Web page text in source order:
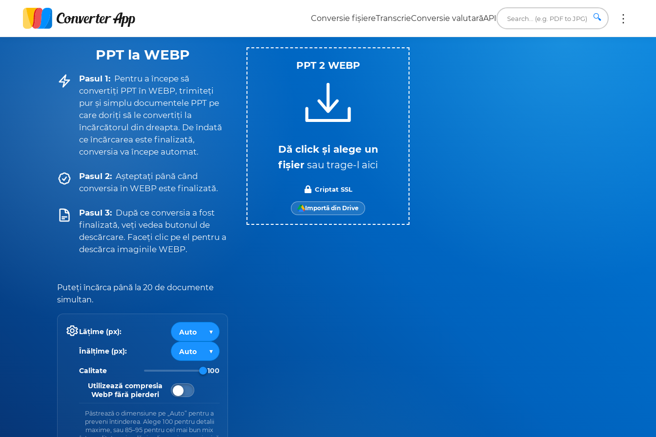
Conversie fișiereTranscrieConversie valutarăAPI 🔍
PPT la WEBP
Pasul 1: Pentru a începe să
convertiți PPT în WEBP, trimiteți
pur și simplu documentele PPT pe
care doriți să le convertiți la
încărcătorul din dreapta. De îndată
ce încărcarea este finalizată,
conversia va începe automat.
Pasul 2: Așteptați până când
conversia în WEBP este finalizată.
Pasul 3: După ce conversia a fost
finalizată, veți vedea butonul de
descărcare. Faceți clic pe el pentru a
descărca imaginile WEBP.
Puteți încărca până la 20 de documente
simultan.
Lățime (px):
Înălțime (px):
Calitate
100
Utilizează compresia
WebP fără pierderi
Păstrează o dimensiune pe „Auto” pentru a
preveni întinderea. Alege 100 pentru detalii
maxime, sau 85–95 pentru cel mai bun mix
PPT 2 WEBP
Dă click și alege un
fișier sau trage-l aici
Criptat SSL
Importă din Drive